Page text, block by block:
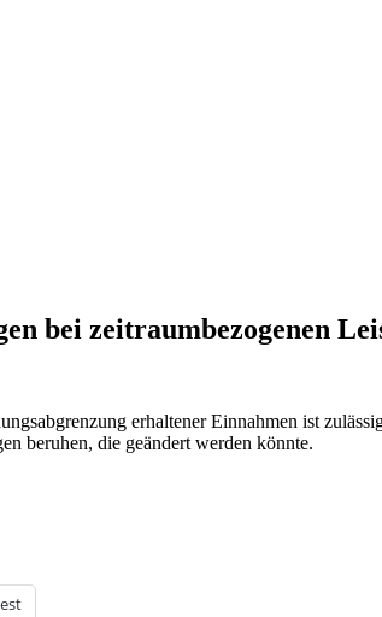
bei zeitraumbezogenen
erhaltener Einnahmen ist
beruhen, die geändert werden könnte.